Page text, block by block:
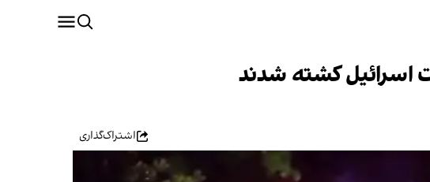
اسرائیل کشته شدند
اشتراک‌گذاری